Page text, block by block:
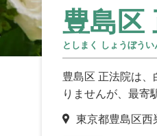
豊島区
としまく しょうぼうい
豊島区 正法院は
りませんが、最寄
東京都豊島区西